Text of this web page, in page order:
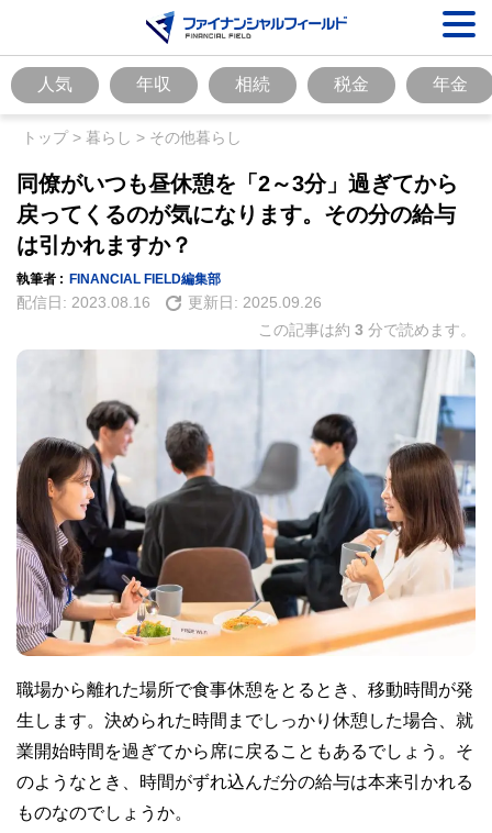
人気 年収 相続 税金 年金
トップ> 暮らし > その他暮らし
同僚がいつも昼休憩を「2～3分」過ぎてから
戻ってくるのが気になります。その分の給与
は引かれますか？
執筆者 : FINANCIAL FIELD編集部
配信日: 2023.08.16 更新日: 2025.09.26
この記事は約 3 分で読めます。
職場から離れた場所で食事休憩をとるとき、移動時間が発
生します。決められた時間までしっかり休憩した場合、就
業開始時間を過ぎてから席に戻ることもあるでしょう。そ
のようなとき、時間がずれ込んだ分の給与は本来引かれる
ものなのでしょうか。